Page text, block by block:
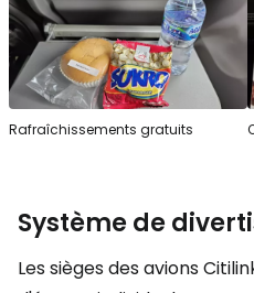
Rafraîchissements gratuits
Système de
Les sièges des avions